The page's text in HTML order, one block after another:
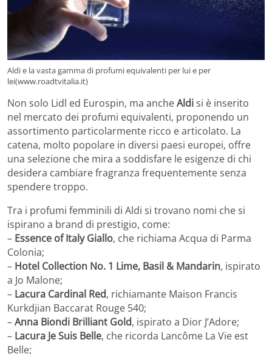
Aldi e la vasta gamma di profumi equivalenti per lui e per
lei(www.roadtvitalia.it)
Non solo Lidl ed Eurospin, ma ancheAldisi è inserito
nel mercato dei profumi equivalenti, proponendo un
assortimento particolarmente ricco e articolato. La
catena, molto popolare in diversi paesi europei, offre
una selezione che mira a soddisfare le esigenze di chi
desidera cambiare fragranza frequentemente senza
spendere troppo.
Tra i profumi femminili di Aldi si trovano nomi che si
ispirano a brand di prestigio, come:
– Essence of Italy Giallo, che richiama Acqua di Parma
Colonia;
– Hotel Collection No. 1 Lime, Basil & Mandarin, ispirato
a Jo Malone;
– Lacura Cardinal Red, richiamante Maison Francis
Kurkdjian Baccarat Rouge 540;
–Anna Biondi Brilliant Gold, ispirato a Dior J’Adore;
– Lacura Je Suis Belle, che ricorda Lancôme La Vie est
Belle;